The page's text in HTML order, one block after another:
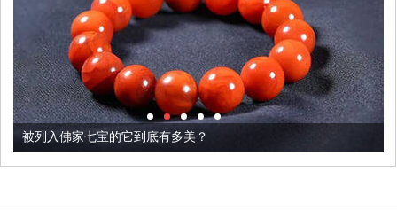
被列入佛家七宝的它到底有多美？